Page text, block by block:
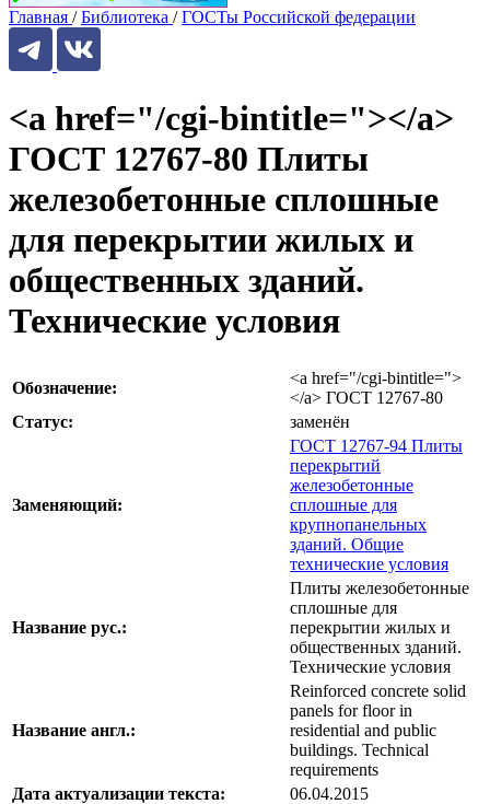
Главная / Библиотека / ГОСТы Российской федерации
<a href="/cgi-bintitle="></a>
ГОСТ 12767-80 Плиты
железобетонные сплошные
для перекрытии жилых и
общественных зданий.
Технические условия
Обозначение:
<a href="/cgi-bintitle=">
</a> ГОСТ 12767-80
Статус:
заменён
Заменяющий:
ГОСТ 12767-94 Плиты
перекрытий
железобетонные
сплошные для
крупнопанельных
зданий. Общие
технические условия
Название рус.:
Плиты железобетонные
сплошные для
перекрытии жилых и
общественных зданий.
Технические условия
Название англ.:
Reinforced concrete solid
panels for floor in
residential and public
buildings. Technical
requirements
Дата актуализации текста:
06.04.2015